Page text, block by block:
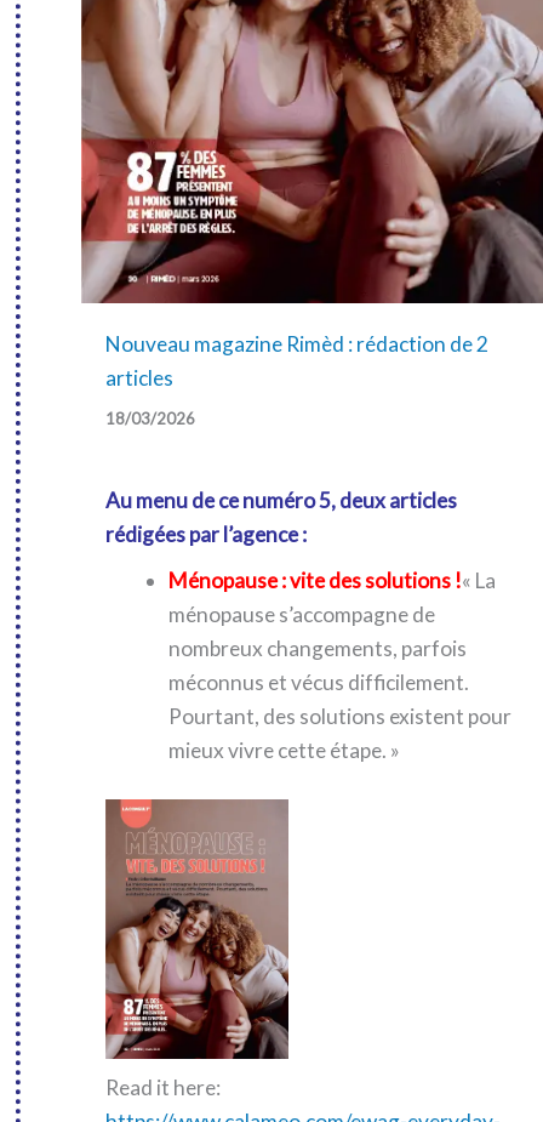
Nouveau magazine Rimèd : rédaction de 2
articles
18/03/2026
Au menu de ce numéro 5, deux articles
rédigées par l’agence :
Ménopause : vite des solutions !« La
ménopause s’accompagne de
nombreux changements, parfois
méconnus et vécus difficilement.
Pourtant, des solutions existent pour
mieux vivre cette étape. »
Read it here: